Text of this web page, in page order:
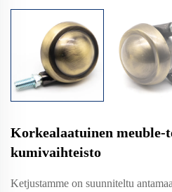
Korkealaatuinen meuble-
kumivaihteisto
Ketjustamme on suunniteltu